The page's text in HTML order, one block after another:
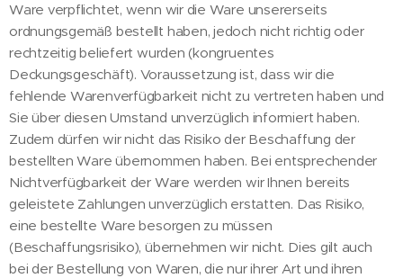
Ware verpflichtet, wenn wir die Ware unsererseits
ordnungsgemäß bestellt haben, jedoch nicht richtig oder
rechtzeitig beliefert wurden (kongruentes
Deckungsgeschäft). Voraussetzung ist, dass wir die
fehlende Warenverfügbarkeit nicht zu vertreten haben und
Sie über diesen Umstand unverzüglich informiert haben.
Zudem dürfen wir nicht das Risiko der Beschaffung der
bestellten Ware übernommen haben. Bei entsprechender
Nichtverfügbarkeit der Ware werden wir Ihnen bereits
geleistete Zahlungen unverzüglich erstatten. Das Risiko,
eine bestellte Ware besorgen zu müssen
(Beschaffungsrisiko), übernehmen wir nicht. Dies gilt auch
bei der Bestellung von Waren, die nur ihrer Art und ihren